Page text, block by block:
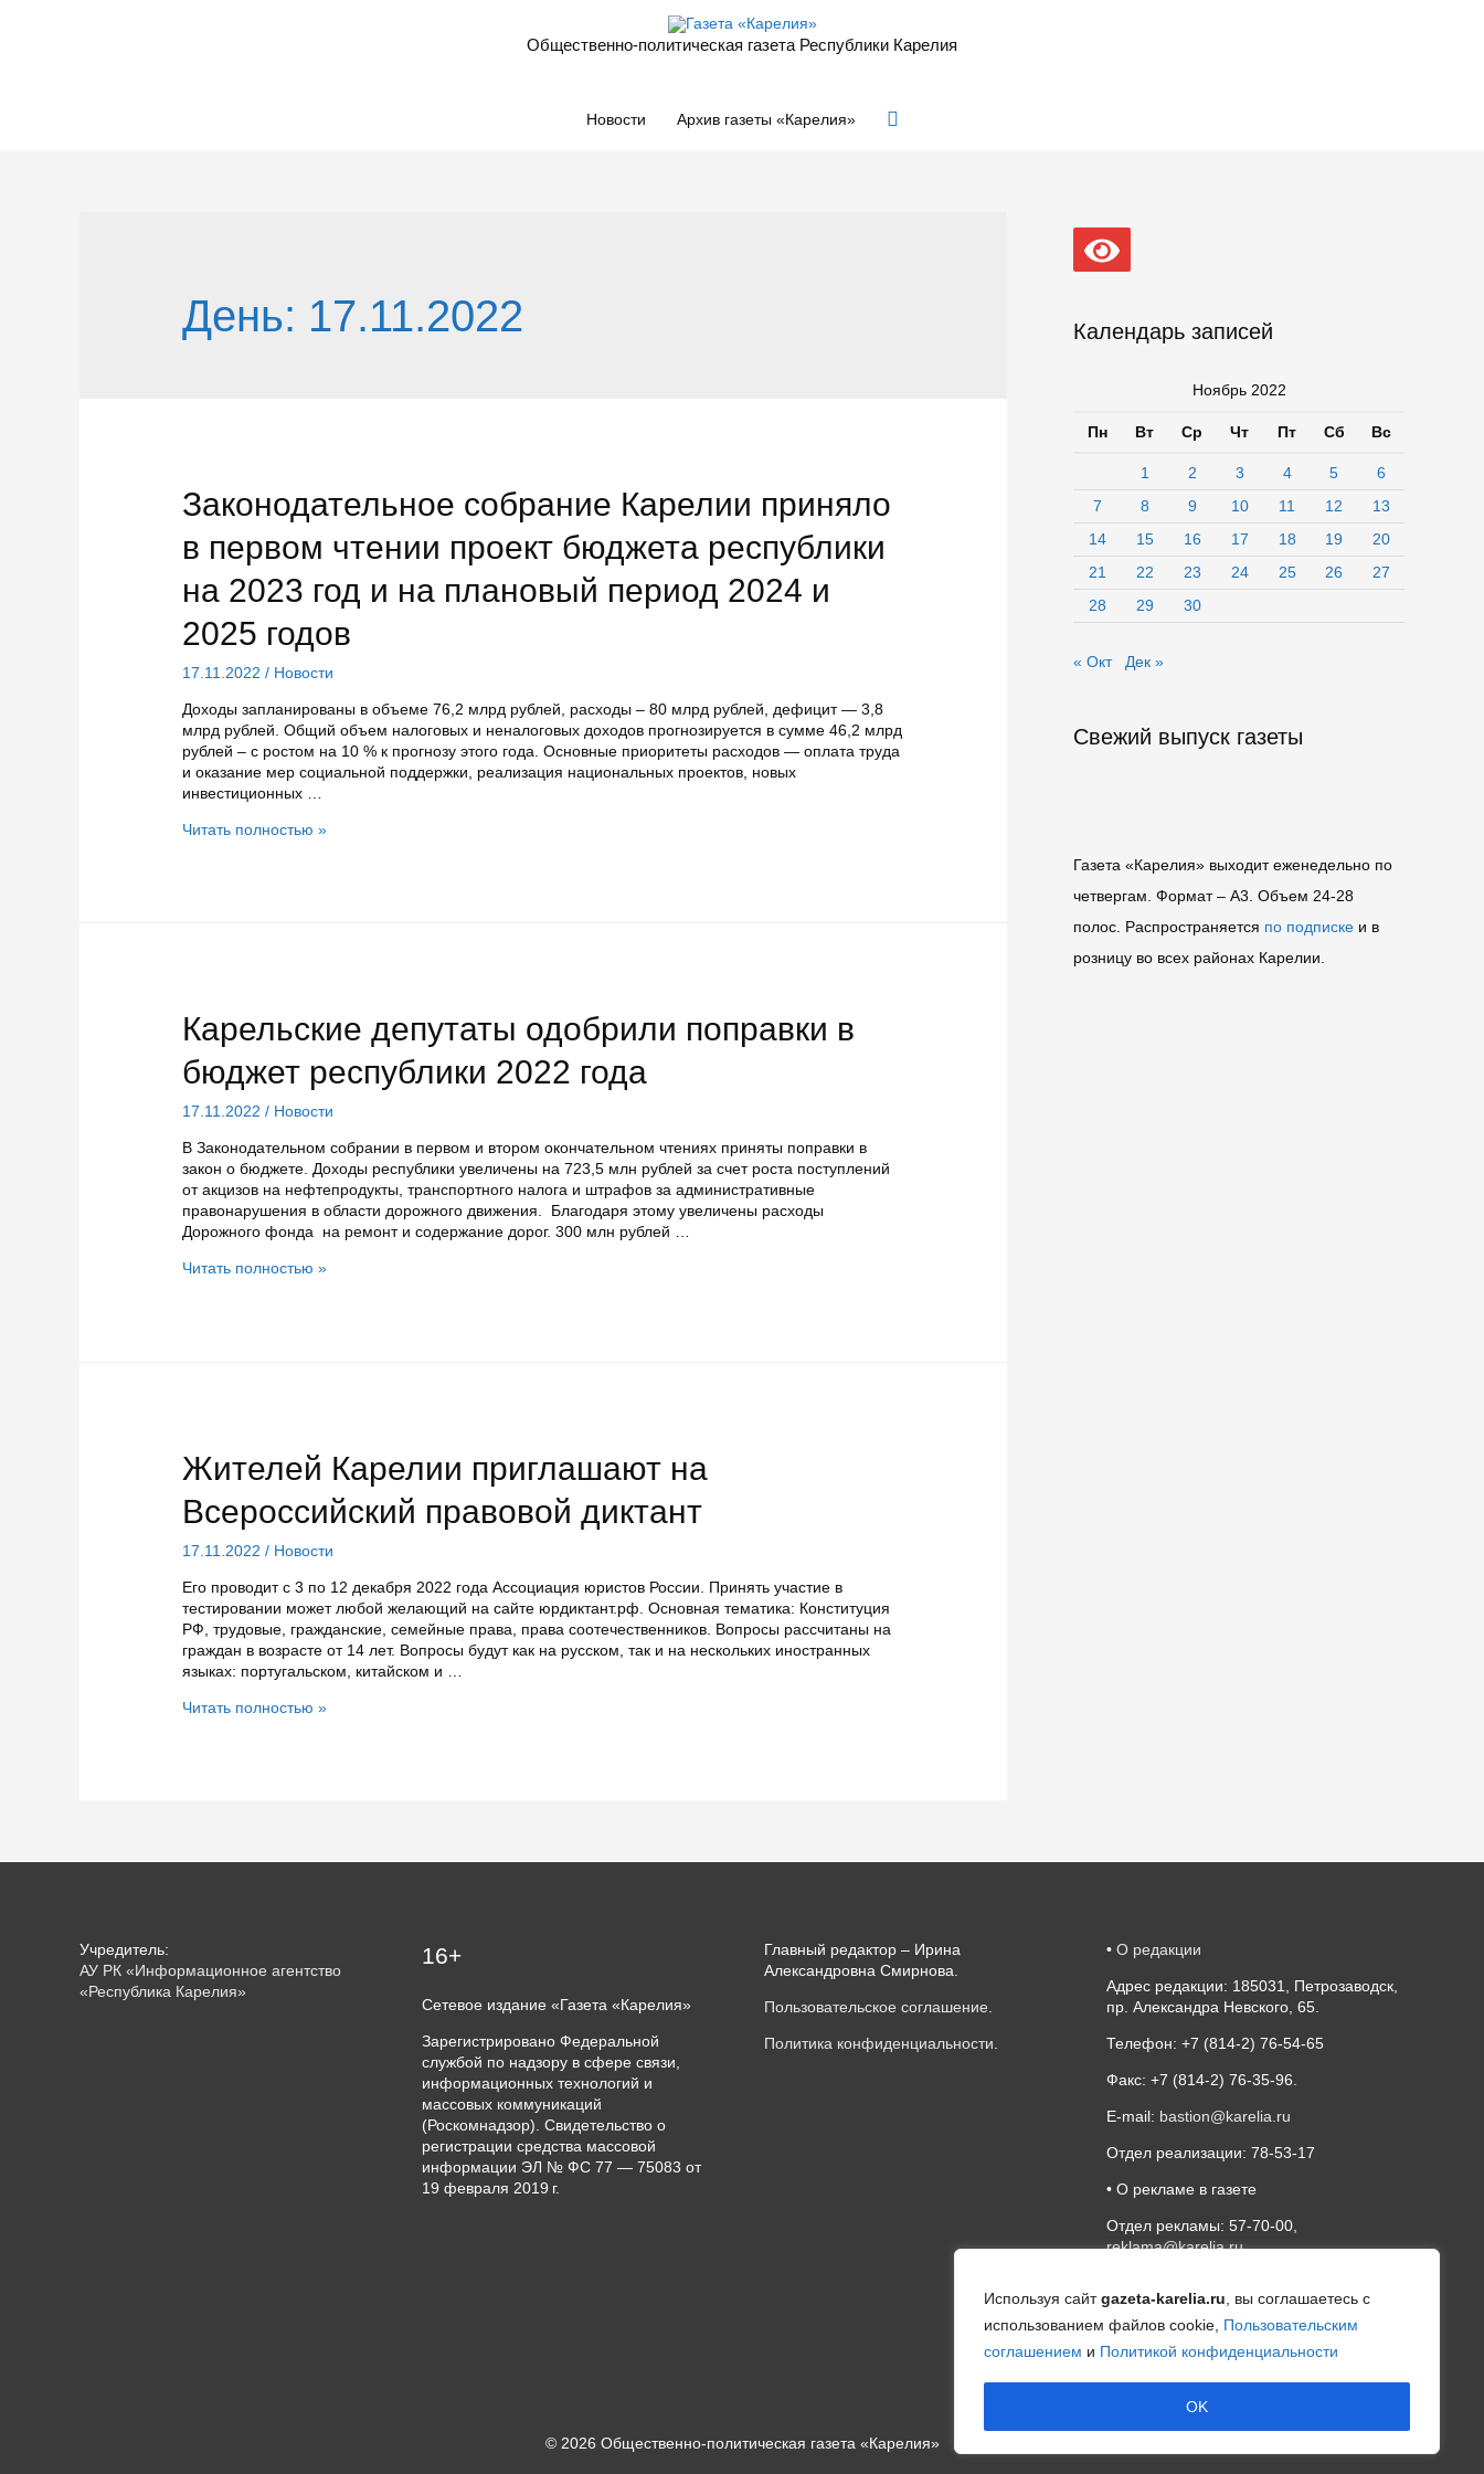
Используя сайтgazeta-karelia.ru , вы соглашаетесь с
использованием файлов cookie, Пользовательским
соглашением и Политикой конфиденциальности
OK
Общественно-политическая газета Республики Карелия
Новости Архив газеты «Карелия» Поиск
День: 17.11.2022
Законодательное собрание Карелии приняло
в первом чтении проект бюджета республики
на 2023 год и на плановый период 2024 и
2025 годов
17.11.2022 / Новости
Доходы запланированы в объеме 76,2 млрд рублей, расходы – 80 млрд рублей, дефицит — 3,8
млрд рублей. Общий объем налоговых и неналоговых доходов прогнозируется в сумме 46,2 млрд
рублей – с ростом на 10 % к прогнозу этого года. Основные приоритеты расходов — оплата труда
и оказание мер социальной поддержки, реализация национальных проектов, новых
инвестиционных …
Законодательное
республики
на
2023
год
на
плановый
период
2024
и
2025
Читать полностью »
Карельские депутаты одобрили поправки в
бюджет республики 2022 года
17.11.2022 / Новости
В Законодательном собрании в первом и втором окончательном чтениях приняты поправки в
закон о бюджете. Доходы республики увеличены на 723,5 млн рублей за счет роста поступлений
от акцизов на нефтепродукты, транспортного налога и штрафов за административные
правонарушения в области дорожного движения. Благодаря этому увеличены расходы
Дорожного фонда на ремонт и содержание дорог. 300 млн рублей …
Карельские
Читать полностью »
Жителей Карелии приглашают на
Всероссийский правовой диктант
17.11.2022 / Новости
Его проводит с 3 по 12 декабря 2022 года Ассоциация юристов России. Принять участие в
тестировании может любой желающий на сайте юрдиктант.рф. Основная тематика: Конституция
РФ, трудовые, гражданские, семейные права, права соотечественников. Вопросы рассчитаны на
граждан в возрасте от 14 лет. Вопросы будут как на русском, так и на нескольких иностранных
языках: португальском, китайском и …
Жителей
Читать полностью »
Календарь записей
Ноябрь 2022
Пн Вт Ср Чт Пт Сб Вс
1 2 3 4 5
6
7
8 9 10 11 12
13
14
15 16 17 18 19
20
21
22 23 24 25 26
27
28
29 30
« Окт Дек »
Свежий выпуск газеты
Газета «Карелия» выходит еженедельно по
четвергам. Формат – A3. Объем 24-28
полос. Распространяется по подписке и в
розницу во всех районах Карелии.
Учредитель:
АУ РК «Информационное агентство
«Республика Карелия»
16+
Сетевое издание «Газета «Карелия»
Зарегистрировано Федеральной
службой по надзору в сфере связи,
информационных технологий и
массовых коммуникаций
(Роскомнадзор). Свидетельство о
регистрации средства массовой
информации ЭЛ № ФС 77 — 75083 от
19 февраля 2019 г.
Главный редактор – Ирина
Александровна Смирнова.
Пользовательское соглашение.
Политика конфиденциальности.
• О редакции
Адрес редакции: 185031, Петрозаводск,
пр. Александра Невского, 65.
Телефон: +7 (814-2) 76-54-65
Факс: +7 (814-2) 76-35-96.
E-mail: bastion@karelia.ru
Отдел реализации: 78-53-17
• О рекламе в газете
Отдел рекламы: 57-70-00,
reklama@karelia.ru
© 2026 Общественно-политическая газета «Карелия»